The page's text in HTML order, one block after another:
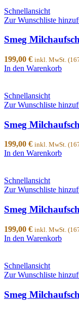
Schnellansicht
Zur Wunschliste
Smeg
199,00 € inkl. MwSt. (
In den Warenkorb
Schnellansicht
Zur Wunschliste
Smeg
199,00 € inkl. MwSt. (
In den Warenkorb
Schnellansicht
Zur Wunschliste
Smeg
199,00 € inkl. MwSt. (
In den Warenkorb
Schnellansicht
Zur Wunschliste
Smeg